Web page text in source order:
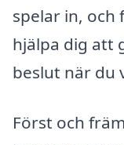
spelar in, och
hjälpa dig att
beslut när du
Först och